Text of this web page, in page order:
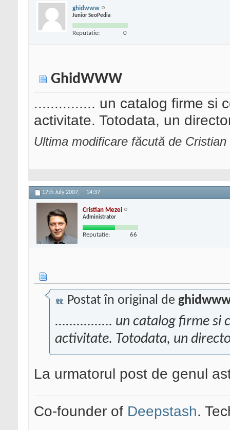
ghidwww
Junior SeoPedia
Reputatie: 0
GhidWWW
............... un catalog firme si
activitate. Totodata, un
Ultima modificare făcută de
17th July 2007, 14:37
Cristian Mezei
Administrator
Reputatie: 66
Postat în original de
................ un catalog firme si
activitate. Totodata, un
La urmatorul post de genul
Co-founder of Deepstash.